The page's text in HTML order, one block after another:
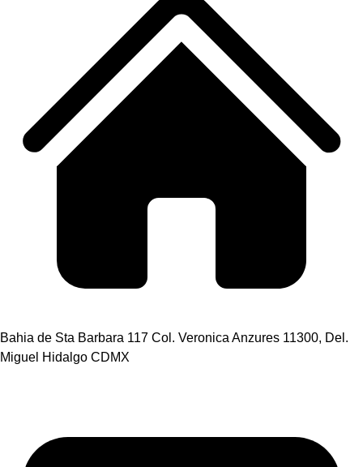
Bahia de Sta Barbara 117 Col. Veronica Anzures 11300, Del.
Miguel Hidalgo CDMX